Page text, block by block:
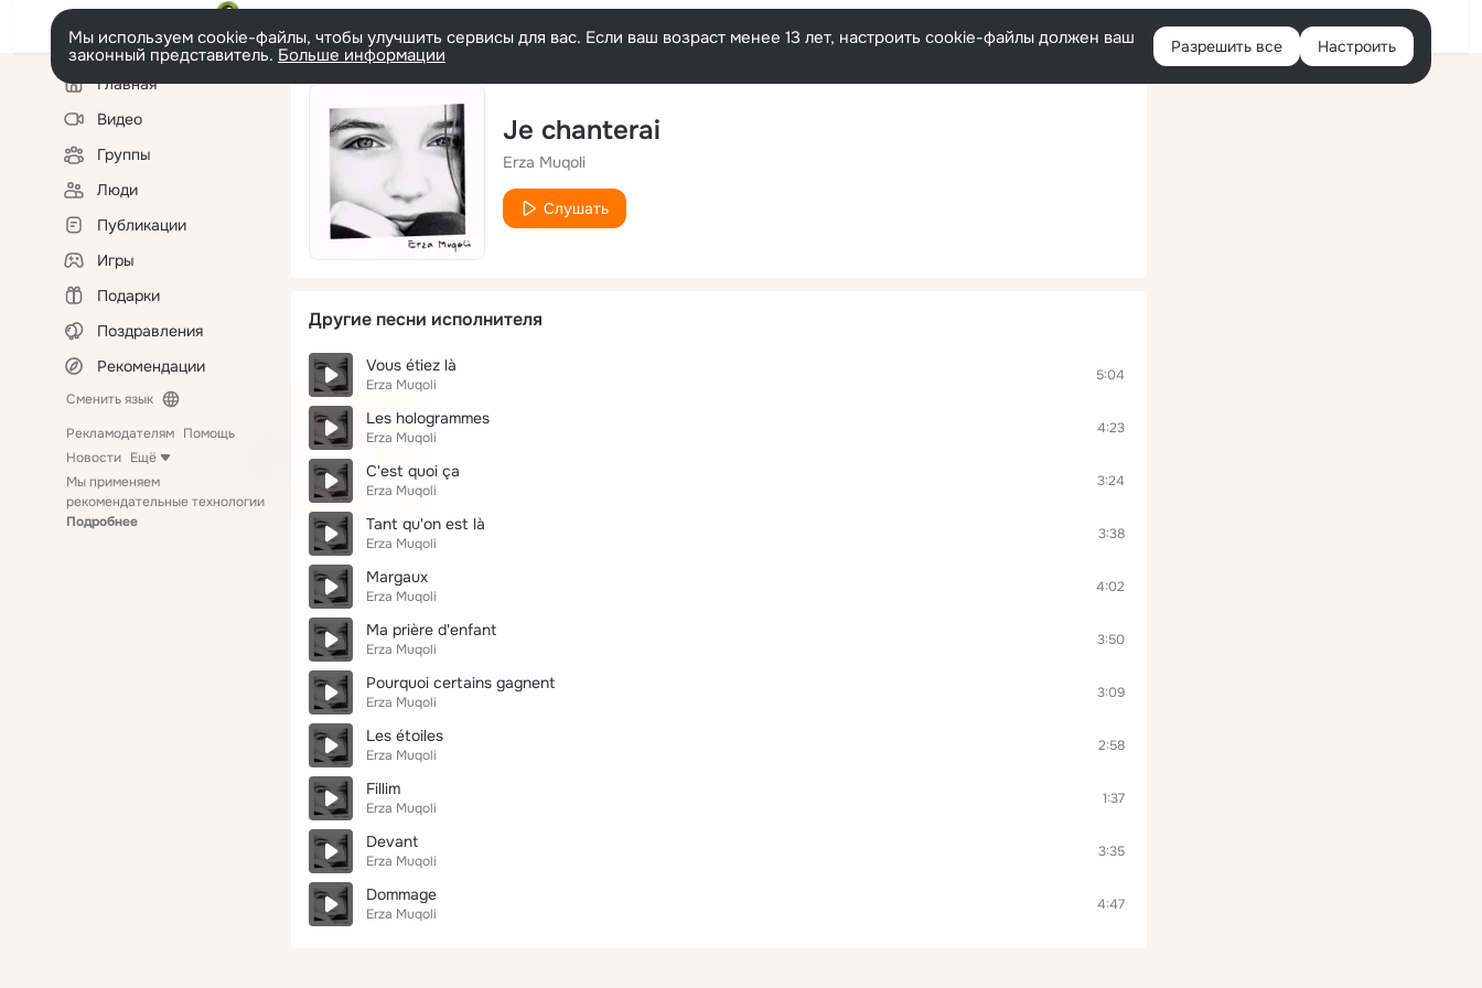
Войти
Мы используем cookie-файлы, чтобы улучшить сервисы для вас. Если ваш возраст менее 13 лет, настроить cookie-файлы должен ваш
законный представитель. Больше информации Разрешить все Настроить
Левая
колонкаГлавная
Видео
Группы
Люди
Публикации
Игры
Подарки
Поздравления
Рекомендации
Сменить язык
Рекламодателям Помощь
Новости Ещё
Мы применяем
рекомендательные технологии
Подробнее
Je chanterai
Erza Muqoli
Слушать
Другие песни исполнителя
Vous étiez là
Erza Muqoli
5:04
Les hologrammes
Erza Muqoli
4:23
C'est quoi ça
Erza Muqoli
3:24
Tant qu'on est là
Erza Muqoli
3:38
Margaux
Erza Muqoli
4:02
Ma prière d'enfant
Erza Muqoli
3:50
Pourquoi certains gagnent
Erza Muqoli
3:09
Les étoiles
Erza Muqoli
2:58
Fillim
Erza Muqoli
1:37
Devant
Erza Muqoli
3:35
Dommage
Erza Muqoli
4:47